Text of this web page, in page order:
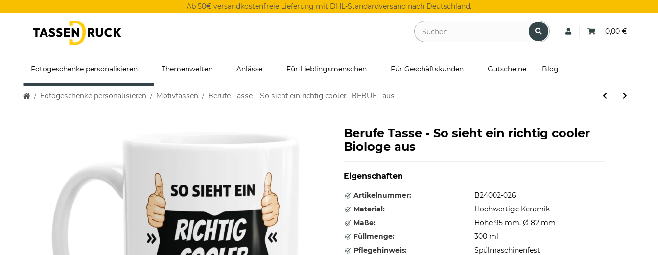
Ab 50€ versandkostenfreie Lieferung mit DHL-Standardversand nach Deutschland.
0,00 €
Fotogeschenke personalisieren Themenwelten Anlässe Für Lieblingsmenschen Für Geschäftskunden Gutscheine Blog
Fotogeschenke personalisieren Motivtassen Berufe Tasse - So sieht ein richtig cooler -BERUF- aus
Berufe Tasse - So sieht ein richtig cooler
Biologe aus
Eigenschaften
Artikelnummer:
B24002-026
Material:
Hochwertige Keramik
Maße:
Höhe 95 mm, Ø 82 mm
Füllmenge:
300 ml
Pflegehinweis:
Spülmaschinenfest